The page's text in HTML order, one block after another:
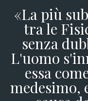
«La più
tra le
senza
L'uomo
essa
medesimo,